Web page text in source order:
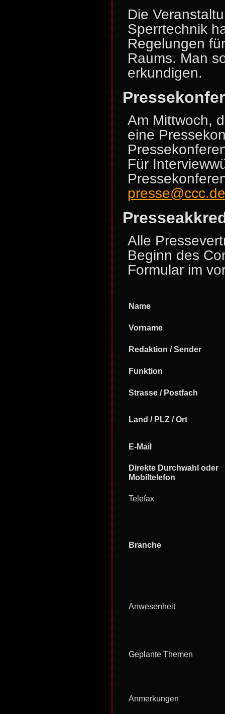
Die
Sperrtechnik
Regelungen
Raums. Man
erkundigen.
Am Mittwoch,
eine
Für
presse@ccc.de
Alle
Beginn des
Formular im
Name
Vorname
Redaktion / Sender
Funktion
Strasse / Postfach
Land / PLZ / Ort
E-Mail
Direkte Durchwahl oder
Mobiltelefon
Telefax
Branche
Anwesenheit
Geplante Themen
Anmerkungen